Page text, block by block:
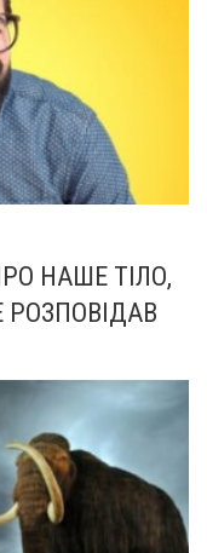
НАШЕ ТІЛО,
РОЗПОВІДАВ